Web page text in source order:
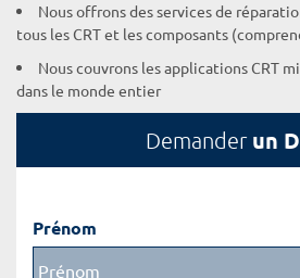
Nous offrons des services de
tous les CRT et les composants
Nous couvrons les applications CRT
dans le monde entier
Demander un
Prénom